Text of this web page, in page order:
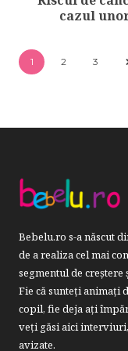
cazul
1 2 3
Bebelu.ro s-a născut
de a realiza cel mai
segmentul de
Fie că sunteţi animaţi
copil, fie deja aţi
veți găsi aici
avizate.